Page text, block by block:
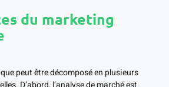
du marketing
peut être décomposé en plusieurs